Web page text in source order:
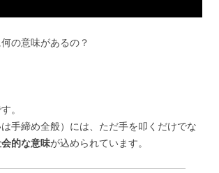
の意味があるの？
。
手締め全般）には、ただ手を叩くだけでな
的な意味が込められています。